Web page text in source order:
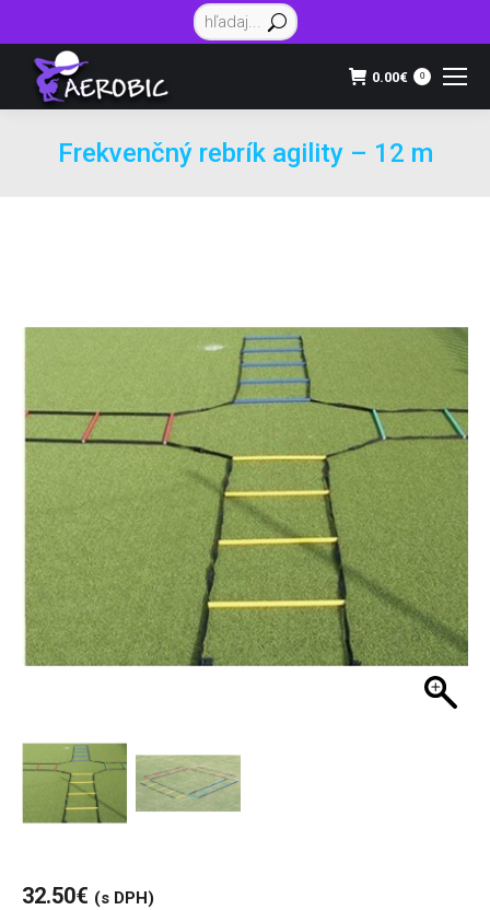
Vyhľadávanie:
0.00€ 0
Frekvenčný rebrík agility – 12 m
32.50€ (s DPH)